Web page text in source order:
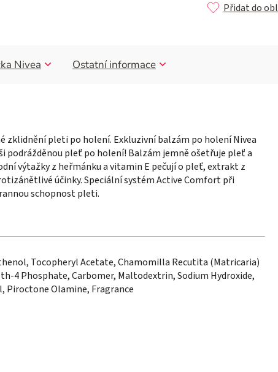
Přidat do
Nivea Ostatní informace
zklidnění pleti po holení. Exkluzivní balzám po holení Nivea
podrážděnou pleť po holení! Balzám jemně ošetřuje pleť a
výtažky z heřmánku a vitamin E pečují o pleť, extrakt z
účinky. Speciální systém Active Comfort při
schopnost pleti.
Tocopheryl Acetate, Chamomilla Recutita (Matricaria)
4 Phosphate, Carbomer, Maltodextrin, Sodium Hydroxide,
Piroctone Olamine, Fragrance